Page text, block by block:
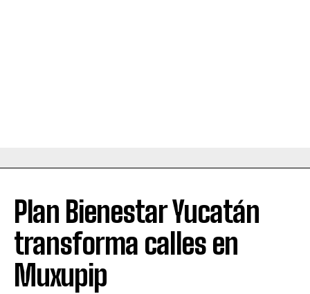
Plan Bienestar Yucatán
transforma calles en
Muxupip